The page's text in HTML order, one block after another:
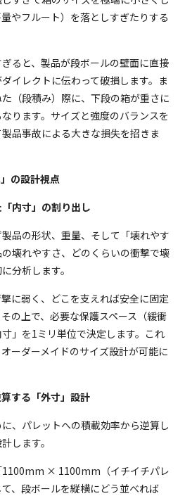
やフルート）を落としすぎたりする
ると、製品が段ボールの壁面に直接
イレクトに伝わって破損します。ま
（段積み）際に、下段の箱が重さに
ります。サイズと強度のバランスを
品事故による大きな損失を招きま
の設計視点
内寸」の割り出し
品の形状、重量、そして「壊れやす
壊れやすさ、どのくらいの衝撃で壊
分析します。
に弱く、どこを支えれば安全に固定
の上で、必要な保護スペース（緩衝
」を1ミリ単位で決定します。これ
ーダーメイドのサイズ設計が可能に
する「外寸」設計
、パレットへの積載効率から逆算し
します。
1100mm × 1100mm（イチイチパレ
、段ボールを縦横にどう並べれば